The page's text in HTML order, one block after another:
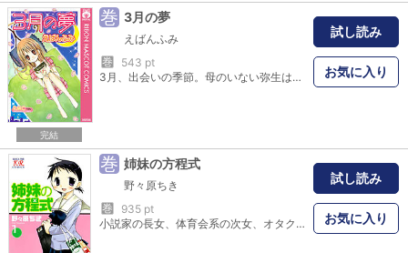
完結
巻 3月の夢
えばんふみ
巻
543 pt
3月、出会いの季節。母のいない弥生は、小春という女性の先生と出会う…。この出会いは、弥生をぬくもりとせつなさで包んだ――。 【同時収録】きっと輝ける／ミドリの架橋／ハーモニー／春風吹く島
試し読み
お気に入り
巻 姉妹の方程式
野々原ちき
巻
935 pt
小説家の長女、体育会系の次女、オタクの三女、節約大好きな四女。実はみんな性格に少し問題あり(？)だけど、万田家ビンボー四姉妹は今日も元気にやってます！ 野々原ちきが奏でる個性あふれる笑いのハーモニー！ どうぞお試しください！！
試し読み
お気に入り